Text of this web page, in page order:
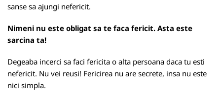
sanse sa ajungi nefericit.
Nimeni nu este obligat sa te faca fericit. Asta este
sarcina ta!
Degeaba incerci sa faci fericita o alta persoana daca tu esti
nefericit. Nu vei reusi! Fericirea nu are secrete, insa nu este
nici simpla.